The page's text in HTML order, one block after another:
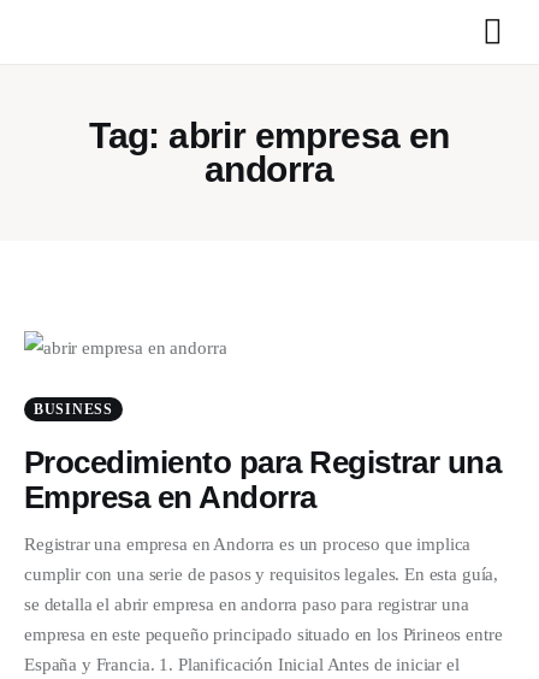
Tag: abrir empresa en
andorra
Home
General
Blog
Write For Us
BUSINESS
Procedimiento para Registrar una
Empresa en Andorra
Registrar una empresa en Andorra es un proceso que implica
cumplir con una serie de pasos y requisitos legales. En esta guía,
se detalla el abrir empresa en andorra paso para registrar una
empresa en este pequeño principado situado en los Pirineos entre
España y Francia. 1. Planificación Inicial Antes de iniciar el